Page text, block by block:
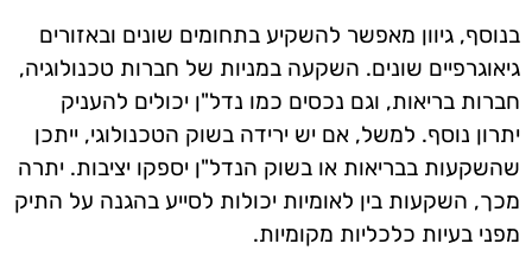
בנוסף, גיוון מאפשר להשקיע בתחומים שונים ובאזורים
גיאוגרפיים שונים. השקעה במניות של חברות טכנולוגיה,
חברות בריאות, וגם נכסים כמו נדל"ן יכולים להעניק
יתרון נוסף. למשל, אם יש ירידה בשוק הטכנולוגי, ייתכן
שהשקעות בבריאות או בשוק הנדל"ן יספקו יציבות. יתרה
מכך, השקעות בין לאומיות יכולות לסייע בהגנה על התיק
מפני בעיות כלכליות מקומיות.